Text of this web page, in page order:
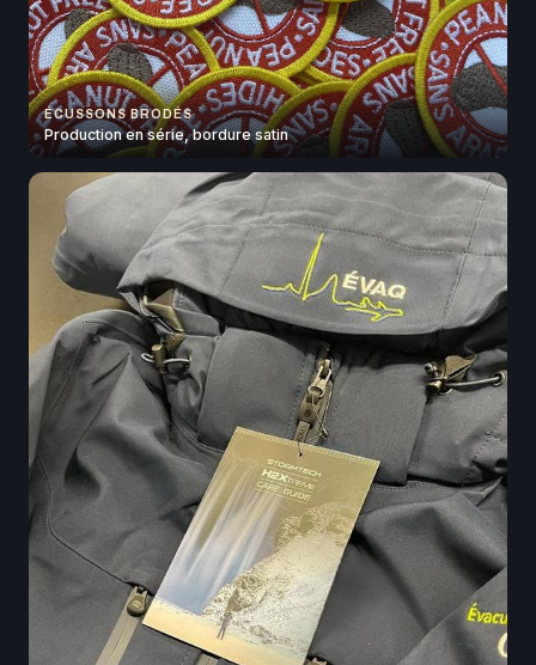
ÉCUSSONS BRODÉS
Production en série, bordure satin